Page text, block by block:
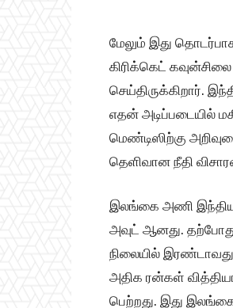
மேலும் இது
கிரிக்கெட்
செய்திருக்கிறார்.
எதன் அடிப்படையில்
மெண்டிஸிற்கு
தெளிவான நீதி
இலங்கை அணி இந்திய
அவுட் ஆனது.
நிலையில்
அதிக ரன்கள்
பெற்றது. இது இலங்கை